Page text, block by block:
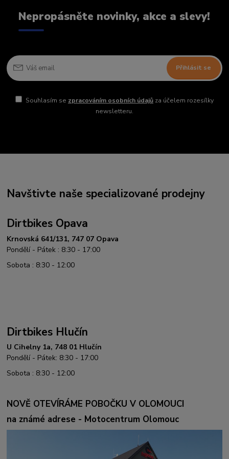
Nepropásněte novinky, akce a slevy!
Přihlásit se
Souhlasím se zpracováním osobních údajůza účelem rozesílky
newsletteru.
Navštivte naše specializované prodejny
Dirtbikes Opava
Krnovská 641/131, 747 07 Opava
Pondělí - Pátek : 8:30 - 17:00
Sobota : 8:30 - 12:00
Dirtbikes Hlučín
U Cihelny 1a, 748 01 Hlučín
Pondělí - Pátek: 8:30 - 17:00
Sobota : 8:30 - 12:00
NOVĚ OTEVÍRÁME POBOČKU V OLOMOUCI
na známé adrese - Motocentrum Olomouc